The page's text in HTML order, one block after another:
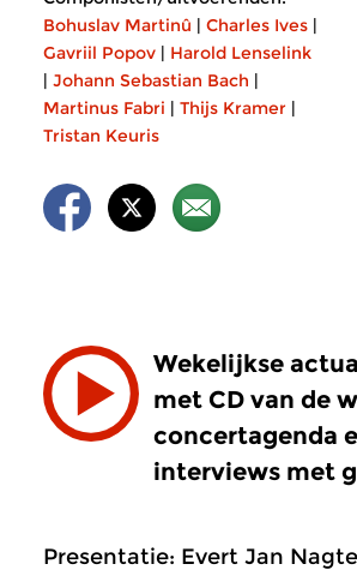
Bohuslav Martinû | Charles Ives |
Gavriil Popov | Harold Lenselink
| Johann Sebastian Bach |
Martinus Fabri | Thijs Kramer |
Tristan Keuris
Wekelijkse
met CD van de
concertagenda
interviews met
Presentatie: Evert Jan